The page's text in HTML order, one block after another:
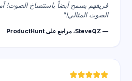
فريقهم يسمح أيضاً باستنساخ الصوت!
الصوت المثالي!"
— SteveQZ، مراجع على ProductHunt